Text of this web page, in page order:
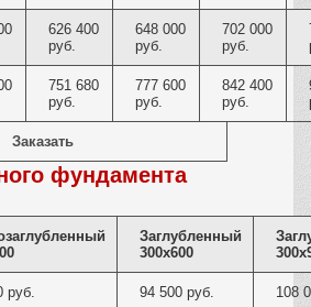
626 400
руб.
648 000
руб.
702 000
руб.
751 680
руб.
777 600
руб.
842 400
руб.
Заказать
фундамента
Заглубленный
300х600
руб. 94 500 руб. 108